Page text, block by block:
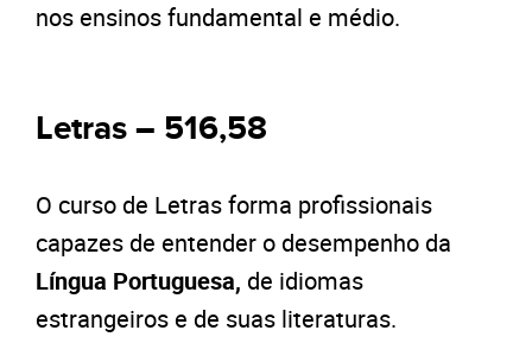
nos ensinos fundamental e médio.
Letras – 516,58
O curso de Letras forma profissionais
capazes de entender o desempenho da
Língua Portuguesa, de idiomas
estrangeiros e de suas literaturas.